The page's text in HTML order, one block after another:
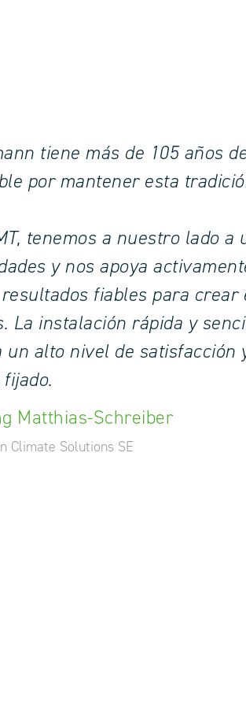
tiene más de 105 años
por mantener esta
tenemos a nuestro lado
y nos apoya
fiables para
La instalación rápida y
un alto nivel de satisfacción
Matthias-Schreiber
Climate Solutions SE